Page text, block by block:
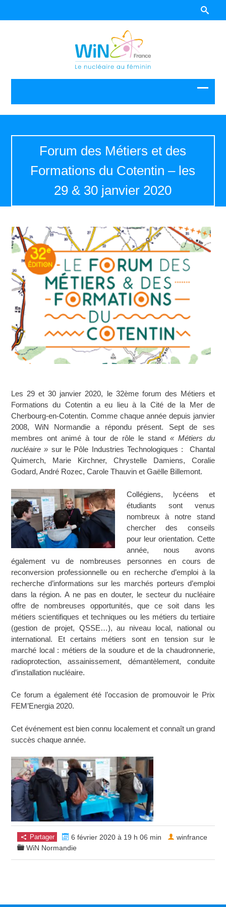
Forum des Métiers et des
Formations du Cotentin – les
29 & 30 janvier 2020
Les 29 et 30 janvier 2020, le 32ème forum des Métiers et
Formations du Cotentin a eu lieu à la Cité de la Mer de
Cherbourg-en-Cotentin. Comme chaque année depuis janvier
2008, WiN Normandie a répondu présent. Sept de ses
membres ont animé à tour de rôle le stand « Métiers du
nucléaire » sur le Pôle Industries Technologiques : Chantal
Quimerch, Marie Kirchner, Chrystelle Damiens, Coralie
Godard, André Rozec, Carole Thauvin et Gaëlle Billemont.
Collégiens, lycéens et
étudiants sont venus
nombreux à notre stand
chercher des conseils
pour leur orientation. Cette
année, nous avons
également vu de nombreuses personnes en cours de
reconversion professionnelle ou en recherche d’emploi à la
recherche d’informations sur les marchés porteurs d’emploi
dans la région. A ne pas en douter, le secteur du nucléaire
offre de nombreuses opportunités, que ce soit dans les
métiers scientifiques et techniques ou les métiers du tertiaire
(gestion de projet, QSSE…), au niveau local, national ou
international. Et certains métiers sont en tension sur le
marché local : métiers de la soudure et de la chaudronnerie,
radioprotection, assainissement, démantèlement, conduite
d’installation nucléaire.
Ce forum a également été l’occasion de promouvoir le Prix
FEM’Energia 2020.
Cet événement est bien connu localement et connaît un grand
succès chaque année.
Partager
6 février 2020 à 19 h 06 min
WiN Normandie
winfrance